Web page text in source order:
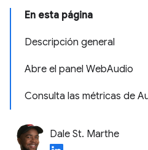
En esta página
Descripción general
Abre el panel WebAudio
Consulta las métricas de
Dale St. Marthe